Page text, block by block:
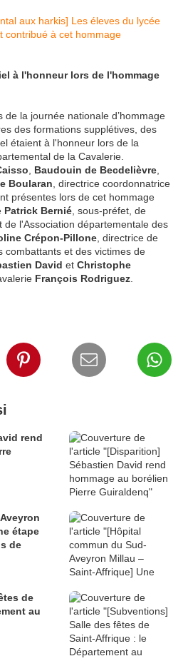
à l'honneur lors de l'hommage
la journée nationale d’hommage
des formations supplétives, des
étaient à l'honneur lors de la
de la Cavalerie.
Baudouin de Becdelièvre
Boularan , directrice coordonnatrice
présentes lors de cet hommage
Patrick Bernié , sous-préfet, de
l'Association départementale des
Crépon-Pillone , directrice de
combattants et des victimes de
David et Christophe
François Rodriguez
rend
étape
de
de
au